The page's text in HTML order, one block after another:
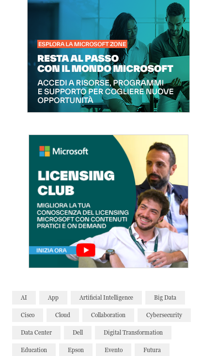
AI App Artificial Intelligence Big Data
Cisco Cloud Collaboration Cybersecurity
Data Center Dell Digital Transformation
Education Epson Evento Futura